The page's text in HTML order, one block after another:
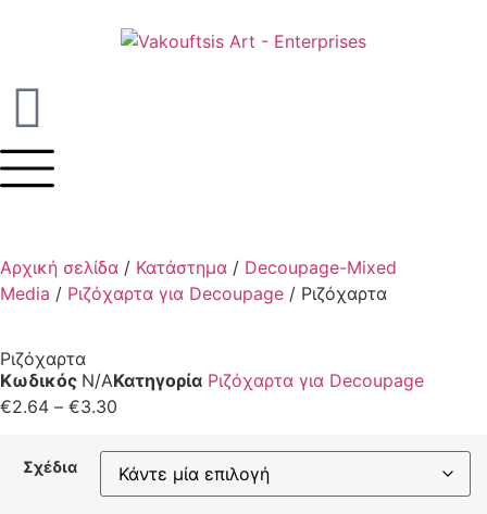
Αρχική σελίδα / Κατάστημα / Decoupage-Mixed
Media / Ριζόχαρτα για Decoupage / Ριζόχαρτα
Ριζόχαρτα
Κωδικός N/AΚατηγορία Ριζόχαρτα για Decoupage
€2.64 – €3.30
Σχέδια